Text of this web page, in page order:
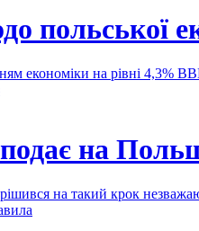
польської
економіки на рівні 4,3%
на
на такий крок